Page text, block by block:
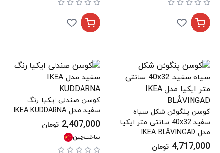
کوسن پنگوئن شکل سیاه
سفید 40x32 سانتی متر ایکیا
مدل IKEA BLÅVINGAD
4,717,000 تومان
کوسن صندلی ایکیا رنگ
سفید مدل IKEA KUDDARNA
2,407,000 تومان
ساختچین